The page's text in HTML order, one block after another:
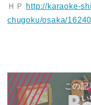
ＨＰ http://karaoke-
chugoku/osaka/
この